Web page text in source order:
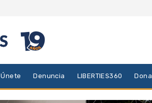
Únete Denuncia LIBERTIES360 Dona